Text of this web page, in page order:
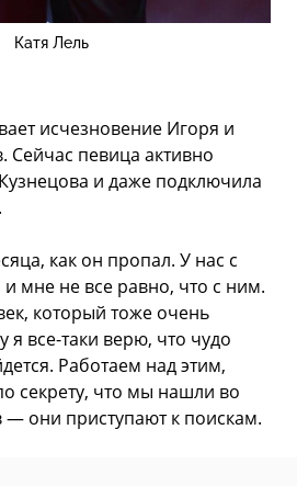
Катя Лель
исчезновение Игоря и
Сейчас певица активно
и даже подключила
как он пропал. У нас с
мне не все равно, что с ним.
который тоже очень
я все-таки верю, что чудо
Работаем над этим,
секрету, что мы нашли во
— они приступают к поискам.